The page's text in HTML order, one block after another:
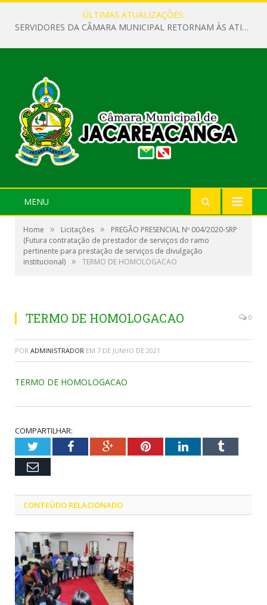
ÚLTIMAS ATUALIZAÇÕES:
SERVIDORES DA CÂMARA MUNICIPAL RETORNAM ÀS ATIVIDADES APÓS O RECESSO PARLAMENTAR
MENU
Home » Licitações »
PREGÃO PRESENCIAL Nº 004/2020-SRP
(Futura contratação de prestador de serviços do ramo
pertinente para prestação de serviços de divulgação
institucional) » TERMO DE HOMOLOGACAO
TERMO DE HOMOLOGACAO 0
POR ADMINISTRADOR EM 7 DE JUNHO DE 2021
TERMO DE HOMOLOGACAO
COMPARTILHAR:
TwitterFacebookGoogle+PinterestLinkedInTumblr
Email
CONTEÚDO RELACIONADO